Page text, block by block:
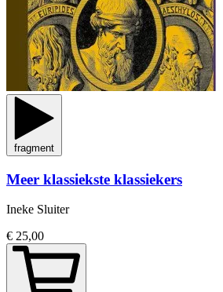
fragment
Meer klassiekste klassiekers
Ineke Sluiter
€ 25,00